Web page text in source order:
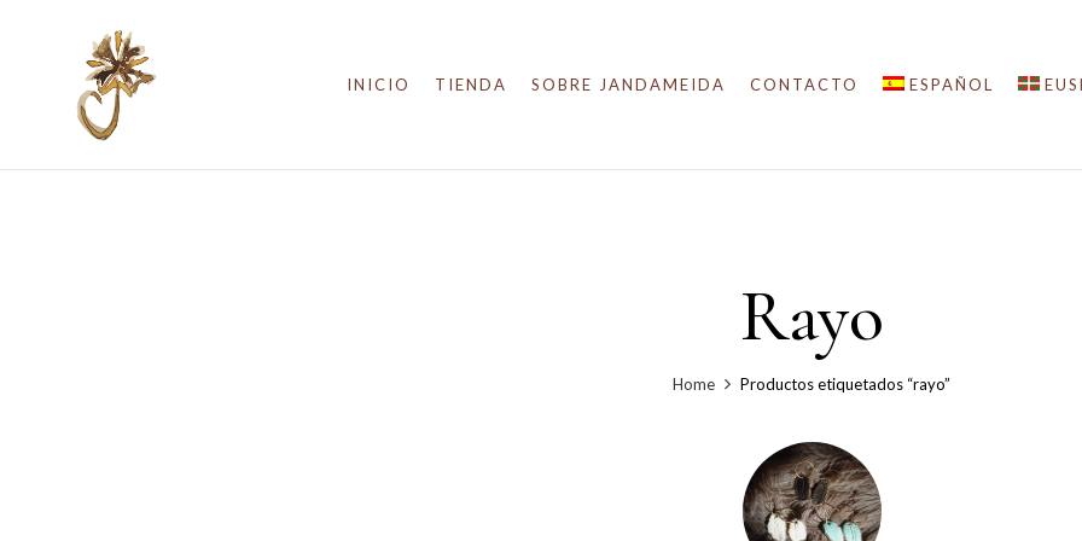
INICIO TIENDA SOBRE JANDAMEIDA CONTACTO ESPAÑOL
Rayo
Home Productos etiquetados “rayo”